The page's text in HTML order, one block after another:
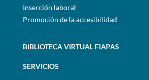
Inserción laboral
Promoción de la accesibilidad
BIBLIOTECA VIRTUAL FIAPAS
SERVICIOS